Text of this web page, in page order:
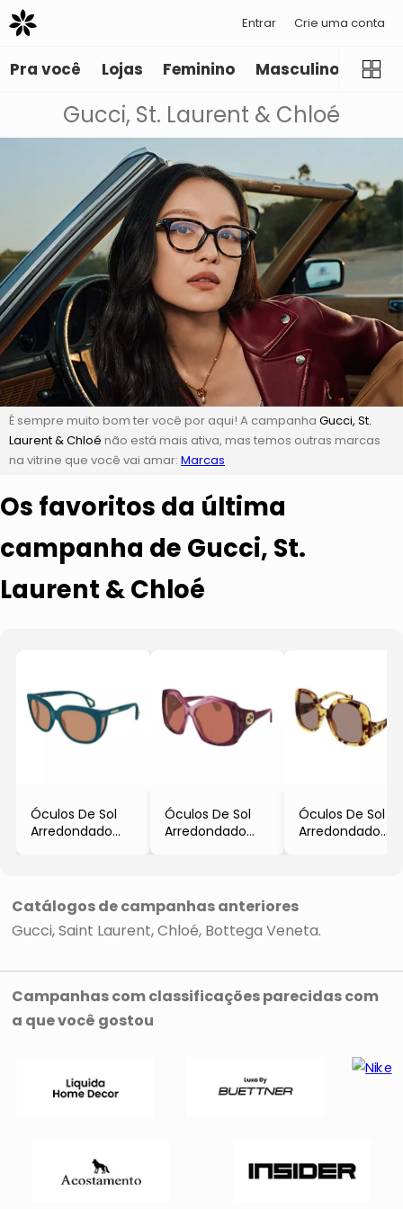
Entrar Crie uma conta
Pra você Lojas Feminino Masculino
Gucci, St. Laurent & Chloé
É sempre muito bom ter você por aqui! A campanha Gucci, St.
Laurent & Chloé não está mais ativa, mas temos outras marcas
na vitrine que você vai amar: Marcas
Os favoritos da última
campanha de Gucci, St.
Laurent & Chloé
Óculos De Sol
Arredondado
Óculos De Sol
Arredondado
Óculos De Sol
Arredondado
Catálogos de campanhas anteriores
Gucci Saint Laurent Chloé Bottega Veneta
Campanhas com classificações parecidas com
a que você gostou